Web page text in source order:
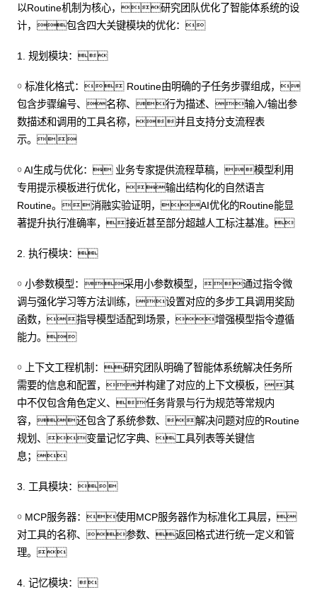
以Routine机制为核心，研究团队优化了智能体系统的设
计，包含四大关键模块的优化：
1. 规划模块：
￮ 标准化格式： Routine由明确的子任务步骤组成，
包含步骤编号、名称、行为描述、输入/输出参
数描述和调用的工具名称，并且支持分支流程表
示。
￮ AI生成与优化： 业务专家提供流程草稿，模型利用
专用提示模板进行优化，输出结构化的自然语言
Routine。消融实验证明，AI优化的Routine能显
著提升执行准确率，接近甚至部分超越人工标注基准。
2. 执行模块：
￮ 小参数模型：采用小参数模型，通过指令微
调与强化学习等方法训练，设置对应的多步工具调用奖励
函数，指导模型适配到场景，增强模型指令遵循
能力。
￮ 上下文工程机制：研究团队明确了智能体系统解决任务所
需要的信息和配置，并构建了对应的上下文模板，其
中不仅包含角色定义、任务背景与行为规范等常规内
容，还包含了系统参数、解决问题对应的Routine
规划、变量记忆字典、工具列表等关键信
息；
3. 工具模块：
￮ MCP服务器：使用MCP服务器作为标准化工具层，
对工具的名称、参数、返回格式进行统一定义和管
理。
4. 记忆模块：